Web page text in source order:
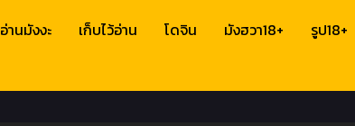
อ่านมังงะ เก็บไว้อ่าน โดจิน มังฮวา18+ รูป18+